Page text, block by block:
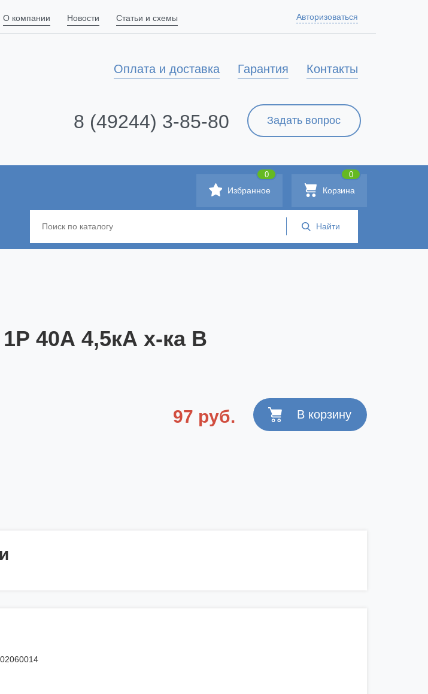
О компании Новости Статьи и схемы Авторизоваться
Контакты
Гарантия
Оплата и доставка
Задать вопрос
8 (49244) 3-85-80
Корзина
0
Избранное
0
40А 4,5кА х-ка В
97 руб.